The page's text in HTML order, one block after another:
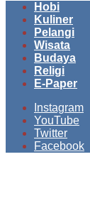
Hobi
Kuliner
Pelangi
Wisata
Budaya
Religi
E-Paper
Instagram
YouTube
Twitter
Facebook